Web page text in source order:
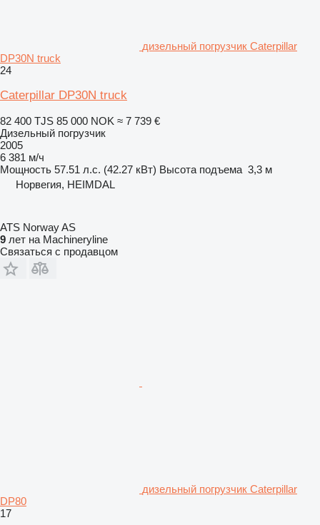
дизельный погрузчик Caterpillar
DP30N truck
24
Caterpillar DP30N truck
82 400 TJS 85 000 NOK ≈ 7 739 €
Дизельный погрузчик
2005
6 381 м/ч
Мощность 57.51 л.с. (42.27 кВт) Высота подъема 3,3 м
Норвегия, HEIMDAL
ATS Norway AS
9 лет на Machineryline
Связаться с продавцом
дизельный погрузчик Caterpillar
DP80
17